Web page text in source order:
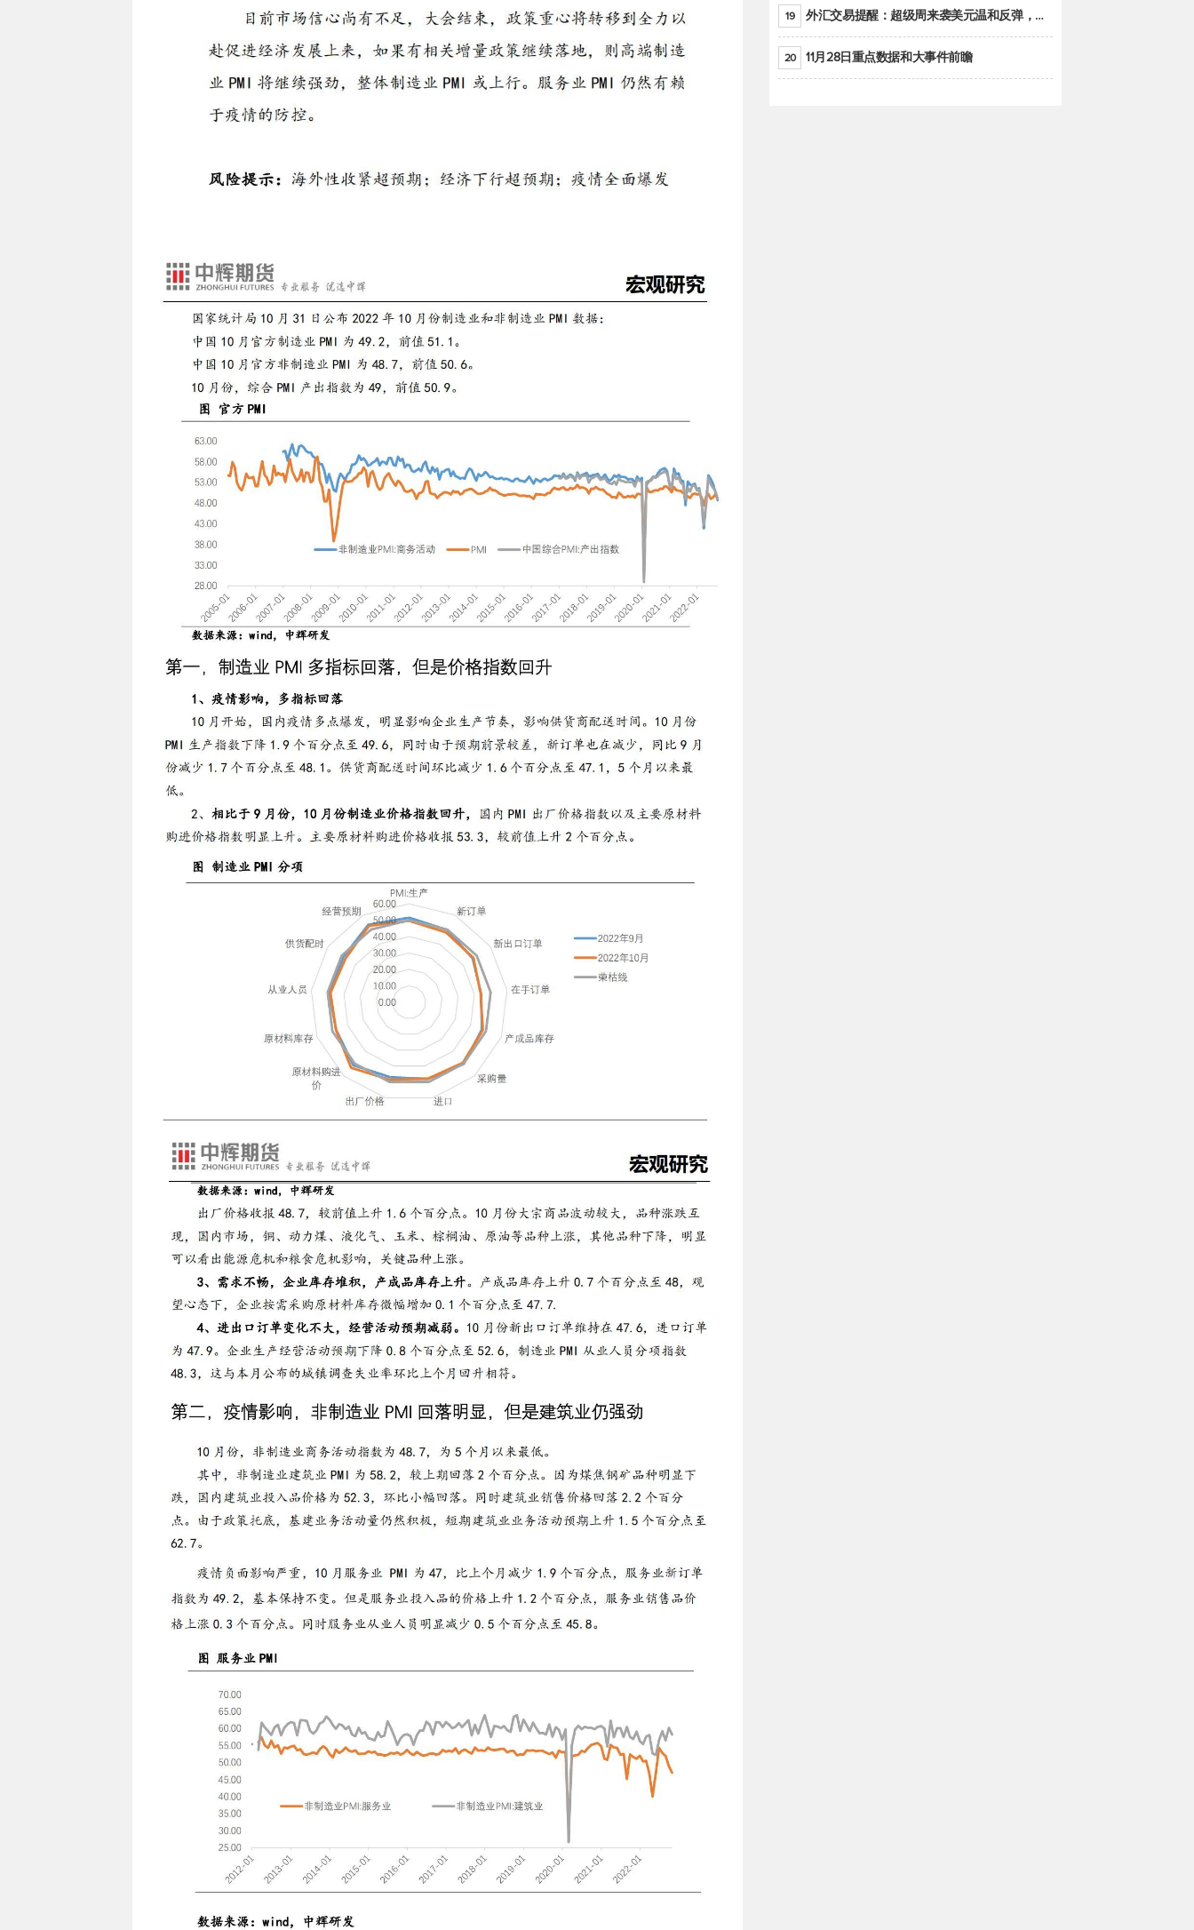
19 外汇交易提醒：超级周来袭美元温和反弹，警惕筑底可能性
20 11月28日重点数据和大事件前瞻